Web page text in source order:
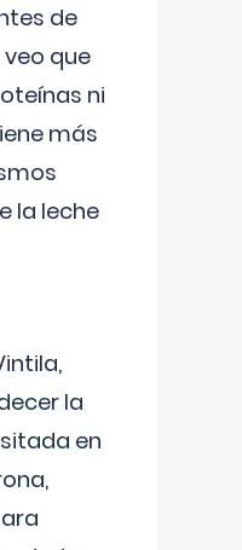
de
que
ni
más
la leche
la
en